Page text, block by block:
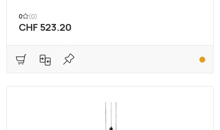
0 (0)
CHF 523.20